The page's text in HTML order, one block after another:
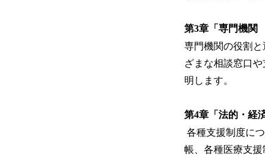
第3章「専門機関
専門機関の役割
ざまな相談窓口
明します。
第4章「法的・経
各種支援制度に
帳、各種医療支援